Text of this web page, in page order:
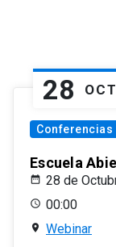
28 OCT
Conferencias
Escuela
28 de
00:00
Webinar